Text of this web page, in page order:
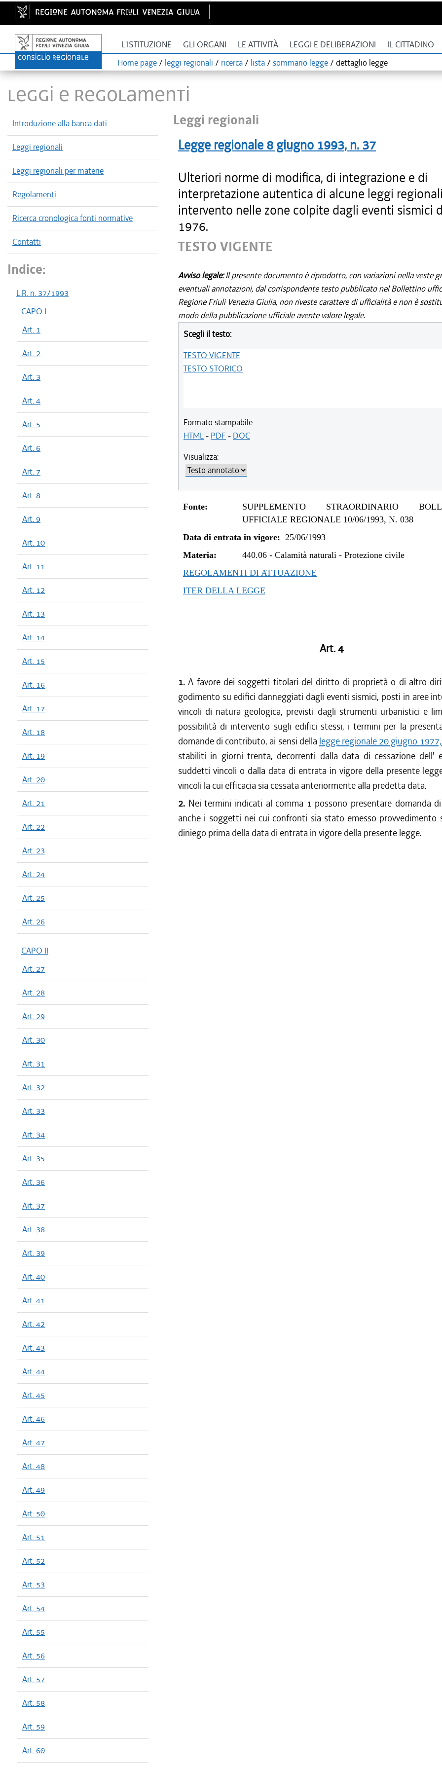
L'ISTITUZIONE GLI ORGANI LE ATTIVITÀ LEGGI E DELIBERAZIONI IL CITTADINO
Home page / leggi regionali / ricerca / lista / sommario legge / dettaglio legge
LEGGI E REGOLAMENTI
Introduzione alla banca dati
Leggi regionali
Leggi regionali per materie
Regolamenti
Ricerca cronologica fonti normative
Contatti
Indice:
L.R. n. 37/1993
CAPO I
Art. 1
Art. 2
Art. 3
Art. 4
Art. 5
Art. 6
Art. 7
Art. 8
Art. 9
Art. 10
Art. 11
Art. 12
Art. 13
Art. 14
Art. 15
Art. 16
Art. 17
Art. 18
Art. 19
Art. 20
Art. 21
Art. 22
Art. 23
Art. 24
Art. 25
Art. 26
CAPO II
Art. 27
Art. 28
Art. 29
Art. 30
Art. 31
Art. 32
Art. 33
Art. 34
Art. 35
Art. 36
Art. 37
Art. 38
Art. 39
Art. 40
Art. 41
Art. 42
Art. 43
Art. 44
Art. 45
Art. 46
Art. 47
Art. 48
Art. 49
Art. 50
Art. 51
Art. 52
Art. 53
Art. 54
Art. 55
Art. 56
Art. 57
Art. 58
Art. 59
Art. 60
Leggi regionali
Legge regionale 8 giugno 1993, n. 37
Ulteriori norme di modifica, di integrazione e di
interpretazione autentica di alcune leggi
intervento nelle zone colpite dagli eventi sismici
1976.
TESTO VIGENTE
Avviso legale:Il presente documento è riprodotto, con variazioni nella veste
eventuali annotazioni, dal corrispondente testo pubblicato nel Bollettino
Regione Friuli Venezia Giulia, non riveste carattere di ufficialità e non è
modo della pubblicazione ufficiale avente valore legale.
Scegli il testo:
TESTO VIGENTE
TESTO STORICO
Formato stampabile:
HTML- PDF - DOC
Visualizza:
Fonte:
SUPPLEMENTO STRAORDINARIO
UFFICIALE REGIONALE 10/06/1993, N. 038
Data di entrata in vigore: 25/06/1993
Materia:
440.06 -Calamità naturali - Protezione civile
REGOLAMENTI DI ATTUAZIONE
ITER DELLA LEGGE
Art. 4
1. A favore dei soggetti titolari del diritto di proprietà o di altro
godimento su edifici danneggiati dagli eventi sismici, posti in aree
vincoli di natura geologica, previsti dagli strumenti urbanistici e
possibilità di intervento sugli edifici stessi, i termini per la
domande di contributo, ai sensi della legge regionale 20 giugno
stabiliti in giorni trenta, decorrenti dalla data di cessazione dell'
suddetti vincoli o dalla data di entrata in vigore della presente
vincoli la cui efficacia sia cessata anteriormente alla predetta data.
2. Nei termini indicati al comma 1 possono presentare domanda
anche i soggetti nei cui confronti sia stato emesso provvedimento
diniego prima della data di entrata in vigore della presente legge.